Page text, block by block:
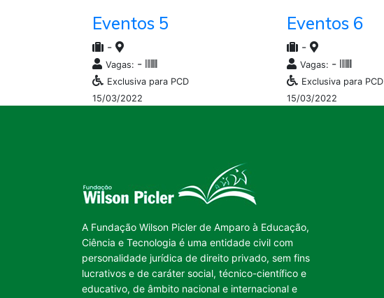
Eventos 5
-
Vagas: -
Exclusiva para PCD
15/03/2022
Eventos 6
-
Vagas: -
Exclusiva para PCD
15/03/2022
A Fundação Wilson Picler de Amparo à Educação,
Ciência e Tecnologia é uma entidade civil com
personalidade jurídica de direito privado, sem fins
lucrativos e de caráter social, técnico-científico e
educativo, de âmbito nacional e internacional e